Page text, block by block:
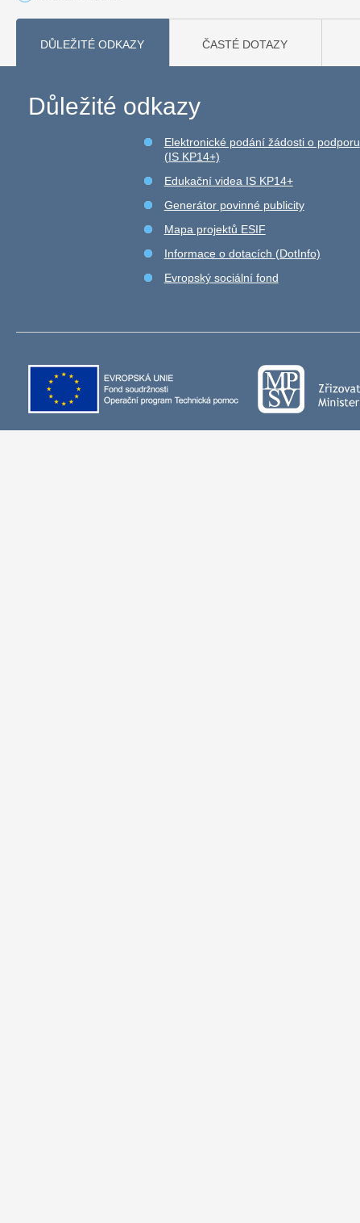
DŮLEŽITÉ ODKAZY ČASTÉ DOTAZY
Důležité odkazy
Elektronické podání žádosti o podporu
(IS KP14+)
Edukační videa IS KP14+
Generátor povinné publicity
Mapa projektů ESIF
Informace o dotacích (DotInfo)
Evropský sociální fond